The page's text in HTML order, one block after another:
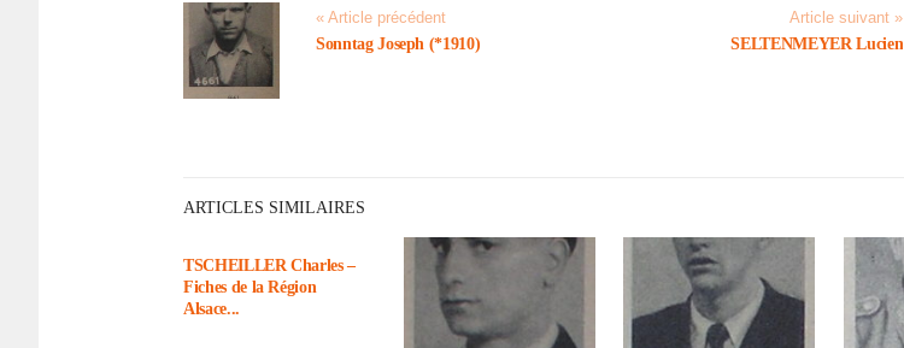
« Article précédent
Sonn­tag Joseph (*1910)
Article suivant »
SELTENMEYER Lucien
ARTICLES SIMILAIRES
TSCHEILLER Charles –
Fiches de la Région
Alsace...